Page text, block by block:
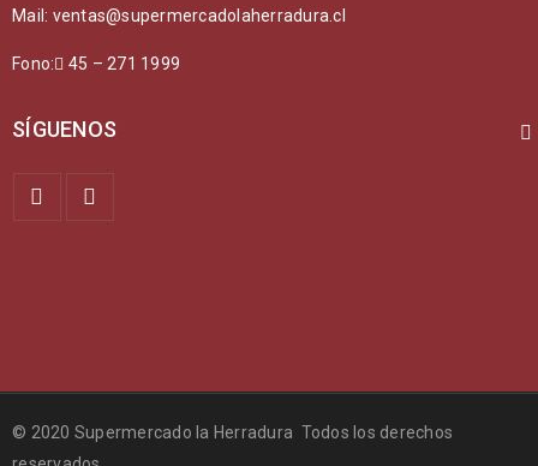
Mail: ventas@supermercadolaherradura.cl
Fono: 45 – 271 1999
SÍGUENOS
© 2020 Supermercado la Herradura Todos los derechos